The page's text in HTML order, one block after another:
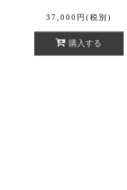
37,000 円 (税別)
購入する